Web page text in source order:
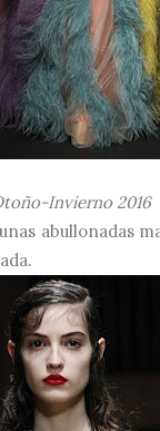
Invierno 2016
abullonadas